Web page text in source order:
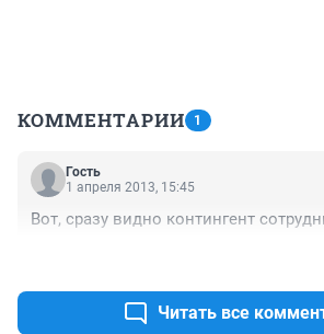
КОММЕНТАРИИ 1
Гость
1 апреля 2013, 15:45
Вот, сразу видно контингент
Читать все